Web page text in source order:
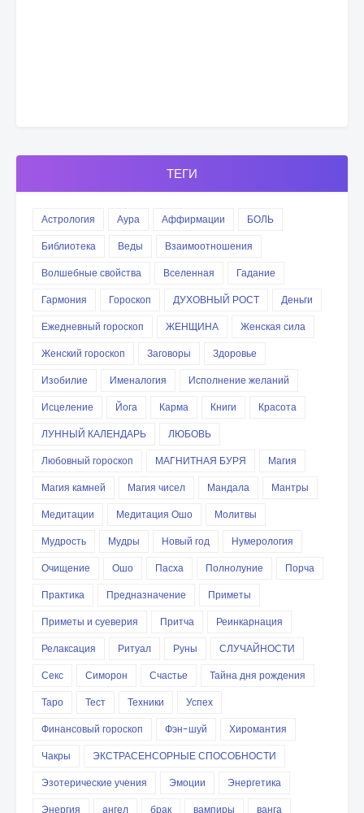
ТЕГИ
Астрология Аура Аффирмации
БОЛЬ
Библиотека
Веды
Взаимоотношения
Волшебные свойства
Вселенная
Гадание
Гармония
Гороскоп ДУХОВНЫЙ РОСТ
Деньги
Ежедневный гороскоп
ЖЕНЩИНА
Женская сила
Женский гороскоп
Заговоры
Здоровье
Изобилие
Именалогия
Исполнение желаний
Исцеление
Йога Карма Книги
Красота
ЛУННЫЙ КАЛЕНДАРЬ
ЛЮБОВЬ
Любовный гороскоп
МАГНИТНАЯ БУРЯ
Магия
Магия камней
Магия чисел Мандала
Мантры
Медитации
Медитация Ошо
Молитвы
Мудрость
Мудры Новый год
Нумерология
Очищение
Ошо Пасха Полнолуние
Порча
Практика
Предназначение
Приметы
Приметы и суеверия
Притча
Реинкарнация
Релаксация
Ритуал Руны
СЛУЧАЙНОСТИ
Секс
Симорон Счастье
Тайна дня рождения
Таро
Тест Техники
Успех
Финансовый гороскоп
Фэн-шуй
Хиромантия
Чакры
ЭКСТРАСЕНСОРНЫЕ СПОСОБНОСТИ
Эзотерические учения
Эмоции
Энергетика
Энергия
ангел брак вампиры
ванга